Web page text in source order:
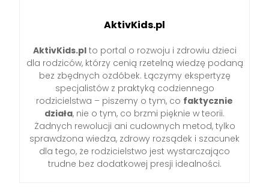
AktivKids.pl
AktivKids.plto portal o rozwoju i zdrowiu dzieci
dla rodziców, którzy cenią rzetelną wiedzę podaną
bez zbędnych ozdóbek. Łączymy ekspertyzę
specjalistów z praktyką codziennego
rodzicielstwa – piszemy o tym, co faktycznie
działa, nie o tym, co brzmi pięknie w teorii.
Żadnych rewolucji ani cudownych metod, tylko
sprawdzona wiedza, zdrowy rozsądek i szacunek
dla tego, że rodzicielstwo jest wystarczająco
trudne bez dodatkowej presji idealności.